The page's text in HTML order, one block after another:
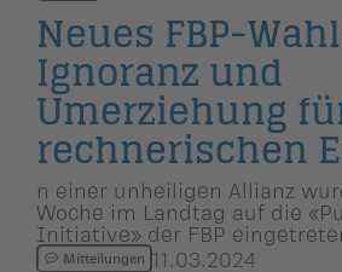
Neues FBP-
Ignoranz und
Umerziehung
rechneri­schen
n einer unheiligen Allianz
Woche im Landtag auf die
Initiative» der FBP
Mitteilungen 11.03.2024